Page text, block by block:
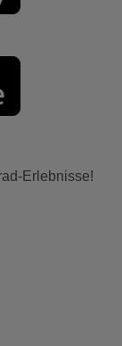
Erlebnisse!